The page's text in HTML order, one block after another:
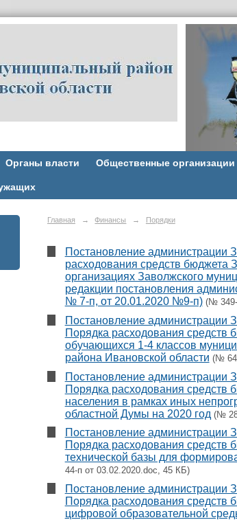
Органы власти Общественные организации
Главная → Финансы → Порядки
Постановление администрации
расходования средств бюджета
организациях Заволжского
редакции постановления
№ 7-п, от 20.01.2020 №9-п) (№ 349-
Постановление администрации
Порядка расходования средств
обучающихся 1-4 классов
района Ивановской области (№
Постановление администрации
Порядка расходования средств
населения в рамках иных
областной Думы на 2020 год (№
Постановление администрации
Порядка расходования средств
технической базы для
44-п от 03.02.2020.doc, 45 КБ)
Постановление администрации
Порядка расходования средств
цифровой образовательной